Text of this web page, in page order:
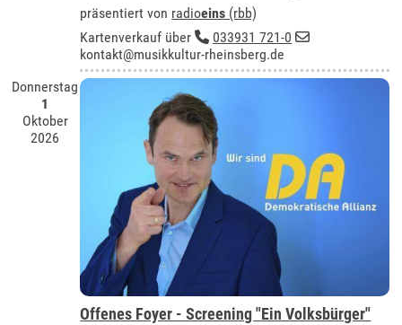
präsentiert von radioeins (rbb)
Kartenverkauf über
033931 721-0
kontakt@musikkultur-rheinsberg.de
Donnerstag
1
Oktober
2026
Offenes Foyer - Screening "Ein Volksbürger"